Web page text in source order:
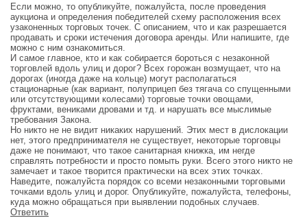
Если можно, то опубликуйте, пожалуйста, после проведения
аукциона и определения победителей схему расположения всех
узаконенных торговых точек. С описанием, что и как разрешается
продавать и сроки истечения договора аренды. Или напишите, где
можно с ним ознакомиться.
И самое главное, кто и как собирается бороться с незаконной
торговлей вдоль улиц и дорог? Всех горожан возмущает, что на
дорогах (иногда даже на кольце) могут располагаться
стационарные (как вариант, полуприцеп без тягача со спущенными
или отсутствующими колесами) торговые точки овощами,
фруктами, вениками дровами и тд. и нарушать все мыслимые
требования Закона.
Но никто не не видит никаких нарушений. Этих мест в дислокации
нет, этого предпринимателя не существует, некоторые торговцы
даже не понимают, что такое санитарная книжка, им негде
справлять потребности и просто помыть руки. Всего этого никто не
замечает и такое творится практически на всех этих точках.
Наведите, пожалуйста порядок со всеми незаконными торговыми
точками вдоль улиц и дорог. Опубликуйте, пожалуйста, телефоны,
куда можно обращаться при выявлении подобных случаев.
Ответить